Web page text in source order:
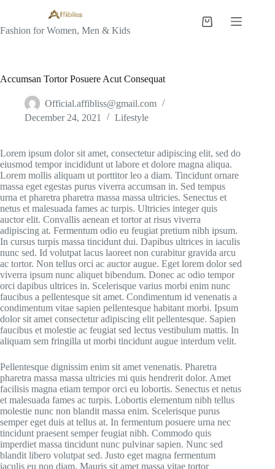
content
Fashion for Women, Men & Kids
Shopping
Accumsan Tortor Posuere Acut Consequat
Official.affibliss@gmail.com
December 24, 2021
Lifestyle
Lorem ipsum dolor sit amet, consectetur adipiscing elit, sed do
eiusmod tempor incididunt ut labore et dolore magna aliqua.
Lorem mollis aliquam ut porttitor leo a diam. Tincidunt ornare
massa eget egestas purus viverra accumsan in. Sed tempus
urna et pharetra pharetra massa massa ultricies. Senectus et
netus et malesuada fames ac turpis. Ultricies integer quis
auctor elit. Convallis aenean et tortor at risus viverra
adipiscing at. Fermentum odio eu feugiat pretium nibh ipsum.
In cursus turpis massa tincidunt dui. Dapibus ultrices in iaculis
nunc sed. Id volutpat lacus laoreet non curabitur gravida arcu
ac tortor. Non tellus orci ac auctor augue. Eget lorem dolor sed
viverra ipsum nunc aliquet bibendum. Donec ac odio tempor
orci dapibus ultrices in. Scelerisque varius morbi enim nunc
faucibus a pellentesque sit amet. Condimentum id venenatis a
condimentum vitae sapien pellentesque habitant morbi. Ipsum
dolor sit amet consectetur adipiscing elit pellentesque. Sapien
faucibus et molestie ac feugiat sed lectus vestibulum mattis. In
aliquam sem fringilla ut morbi tincidunt augue interdum velit.
Pellentesque dignissim enim sit amet venenatis. Pharetra
pharetra massa massa ultricies mi quis hendrerit dolor. Amet
facilisis magna etiam tempor orci eu lobortis. Senectus et netus
et malesuada fames ac turpis. Lobortis elementum nibh tellus
molestie nunc non blandit massa enim. Scelerisque purus
semper eget duis at tellus at. In fermentum posuere urna nec
tincidunt praesent semper feugiat nibh. Commodo quis
imperdiet massa tincidunt nunc pulvinar sapien. Nunc sed
blandit libero volutpat sed. Justo eget magna fermentum
iaculis eu non diam. Mauris sit amet massa vitae tortor